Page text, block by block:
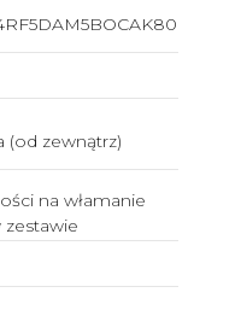
(od zewnątrz)
na włamanie
zestawie